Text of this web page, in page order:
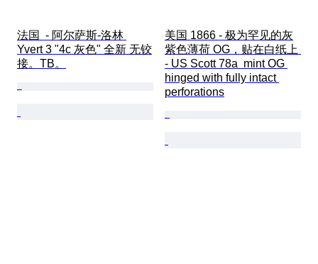
法国  - 阿尔萨斯-洛林
Yvert 3 "4c 灰色" 全新 无铰
接。TB。
美国 1866 - 极为罕见的灰
紫色薄荷 OG，贴在白纸上
- US Scott 78a  mint OG
hinged with fully intact
perforations